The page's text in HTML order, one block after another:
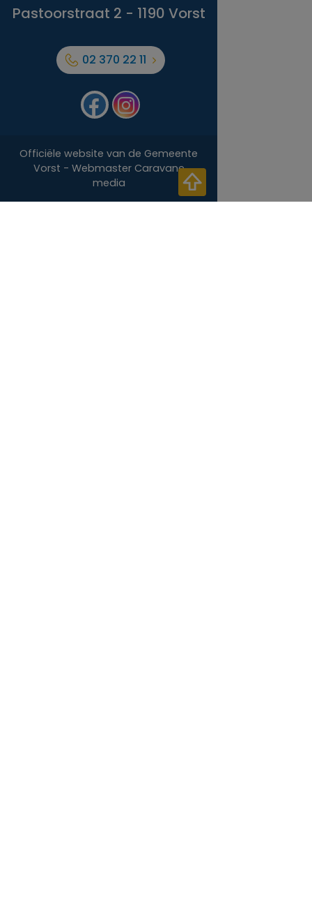
Pastoorstraat 2 - 1190 Vorst
02 370 22 11
Facebook
Forest
Officiële website van de Gemeente
Vorst - Webmaster Caravane
media